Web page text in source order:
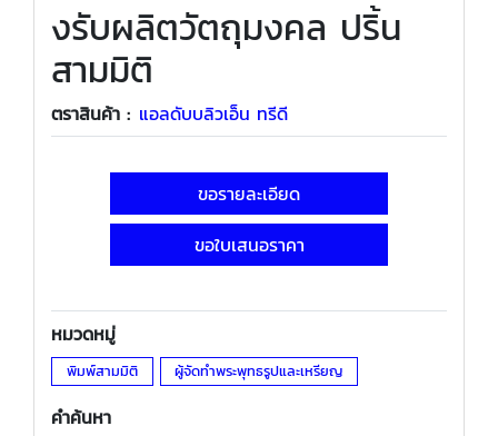
งรับผลิตวัตถุมงคล ปริ้น
สามมิติ
ตราสินค้า : แอลดับบลิวเอ็น ทรีดี
ขอรายละเอียด
ขอใบเสนอราคา
หมวดหมู่
พิมพ์สามมิติ ผู้จัดทำพระพุทธรูปและเหรียญ
คำค้นหา